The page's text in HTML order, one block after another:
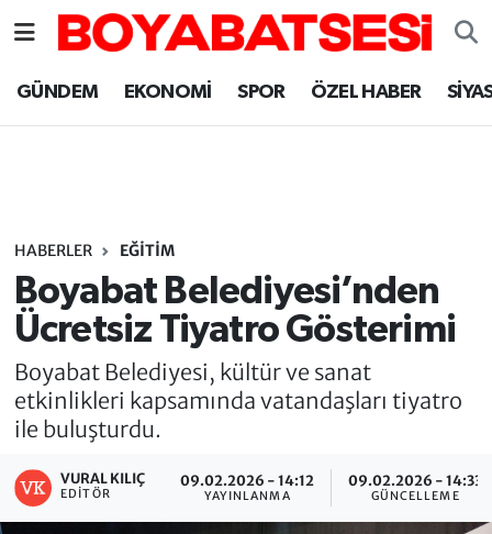
GÜNDEM EKONOMİ SPOR ÖZEL HABER
HABERLER EĞİTİM
Boyabat Belediyesi’nden
Ücretsiz Tiyatro Gösterimi
Boyabat Belediyesi, kültür ve sanat
etkinlikleri kapsamında vatandaşları tiyatro
ile buluşturdu.
VURAL KILIÇ
EDITÖR
09.02.2026 - 14:12
YAYINLANMA
09.02.2026 - 14:33
GÜNCELLEME
Sinop Nöbetçi Eczaneler
Sinop Trafik Yoğunluk Haritası
Süper Lig Puan Durumu ve Fikstür
Tüm Manşetler
Son Dakika Haberleri
Haber Arşivi